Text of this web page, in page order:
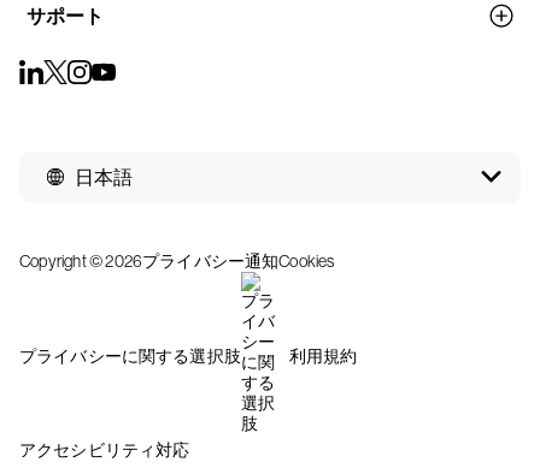
サポート
日本語
Copyright © 2026プライバシー通知Cookies
プライバシーに関する選択肢 利用規約
アクセシビリティ対応